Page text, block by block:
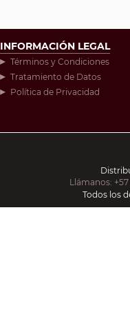
INFORMACIÓN LEGAL
Términos y Condiciones
Tratamiento de Datos
Política de Privacidad
Llámanos:
Todos los